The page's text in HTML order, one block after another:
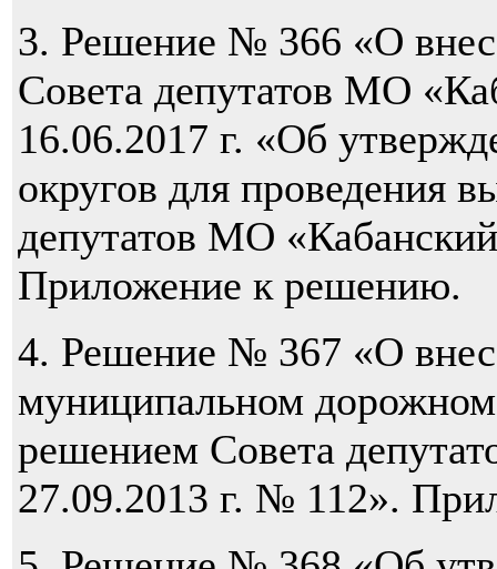
3. Решение № 366 «О
Совета депутатов МО
16.06.2017 г. «Об
округов для проведения
депутатов МО
Приложение к решению.
4. Решение № 367 «О
муниципальном
решением Совета
27.09.2013 г. № 112».